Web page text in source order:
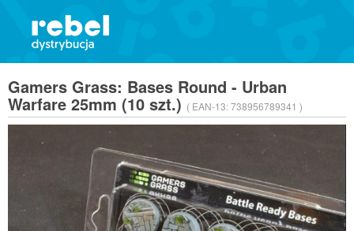
Gamers Grass: Bases Round - Urban
Warfare 25mm (10 szt.) ( EAN-13:738956789341 )